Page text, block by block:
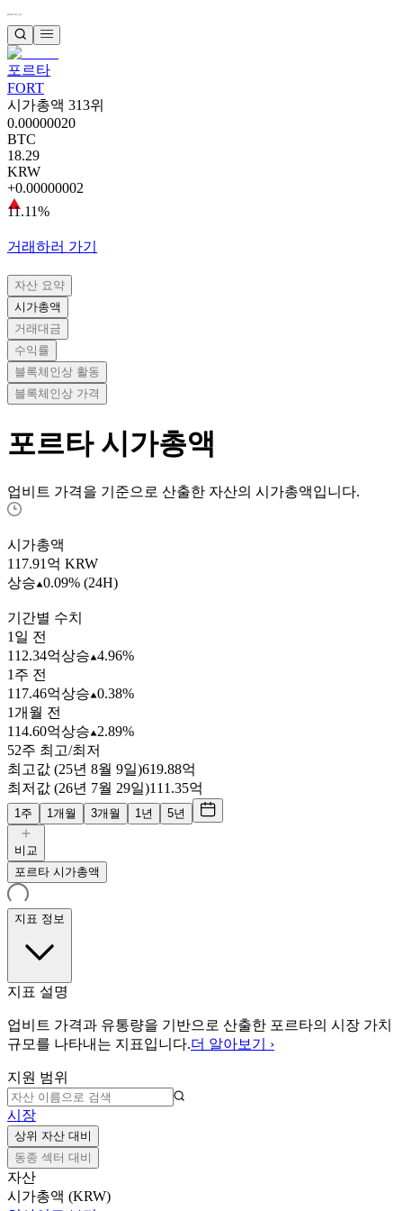
포르타
FORT
시가총액 313위
0.00000020
BTC
18.29
KRW
+0.00000002
11.11%
거래하러 가기
자산 요약
시가총액
거래대금
수익률
블록체인상 활동
블록체인상 가격
포르타 시가총액
업비트 가격을 기준으로 산출한 자산의 시가총액입니다.
시가총액
117.91 억 KRW
상승 0.09% (24H)
기간별 수치
1일 전
112.34억상승 4.96%
1주 전
117.46억상승 0.38%
1개월 전
114.60억상승 2.89%
52주 최고/최저
최고값 (25년 8월 9일)619.88억
최저값 (26년 7월 29일)111.35억
1주 1개월 3개월 1년 5년
비교
포르타 시가총액
지표 정보
지표 설명
업비트 가격과 유통량을 기반으로 산출한 포르타의 시장 가치
규모를 나타내는 지표입니다.더 알아보기 ›
지원 범위
시장
상위 자산 대비
동종 섹터 대비
자산
시가총액 (KRW)